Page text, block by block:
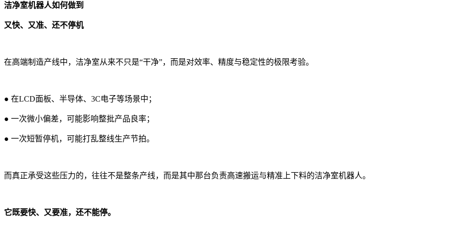
洁净室机器人如何做到
又快、又准、还不停机
在高端制造产线中，洁净室从来不只是“干净”，而是对效率、精度与稳定性的极限考验。
● 在LCD面板、半导体、3C电子等场景中 ；
● 一次微小偏差，可能影响整批产品良率；
● 一次短暂停机，可能打乱整线生产节拍。
而真正承受这些压力的，往往不是整条产线，而是其中那台负责高速搬运与精准上下料的洁净室机器人。
它既要快、又要准，还不能停。